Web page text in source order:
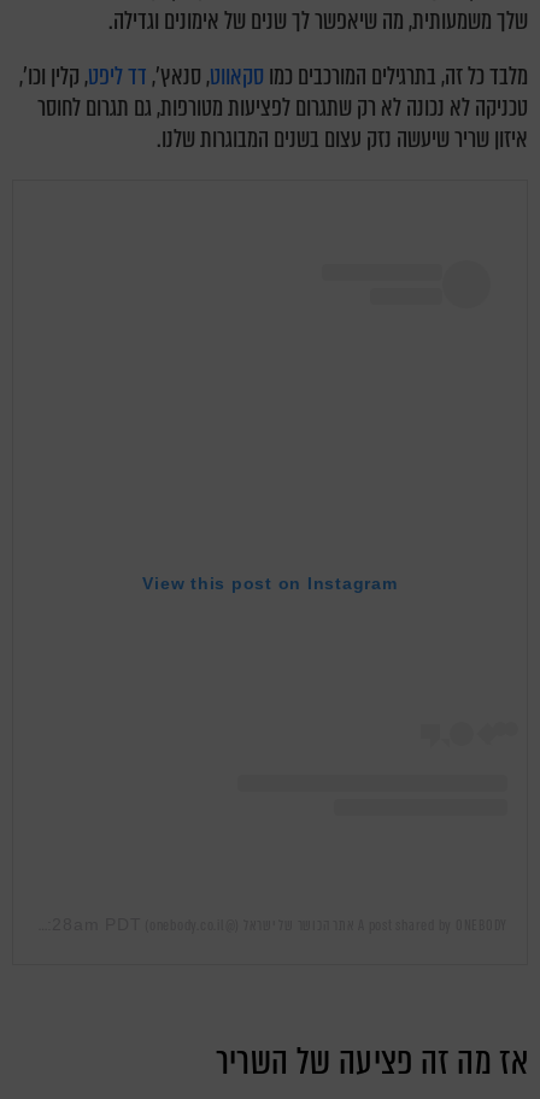
שלך משמעותית, מה שיאפשר לך שנים של אימונים וגדילה.
מלבד כל זה, בתרגילים המורכבים כמו סקאווט, סנאץ',דד ליפט, קלין וכו',
טכניקה לא נכונה לא רק שתגרום לפציעות מטורפות, גם תגרום לחוסר
איזון שריר שיעשה נזק עצום בשנים המבוגרות שלנו.
View this post on Instagram
אז מה זה פציעה של השריר